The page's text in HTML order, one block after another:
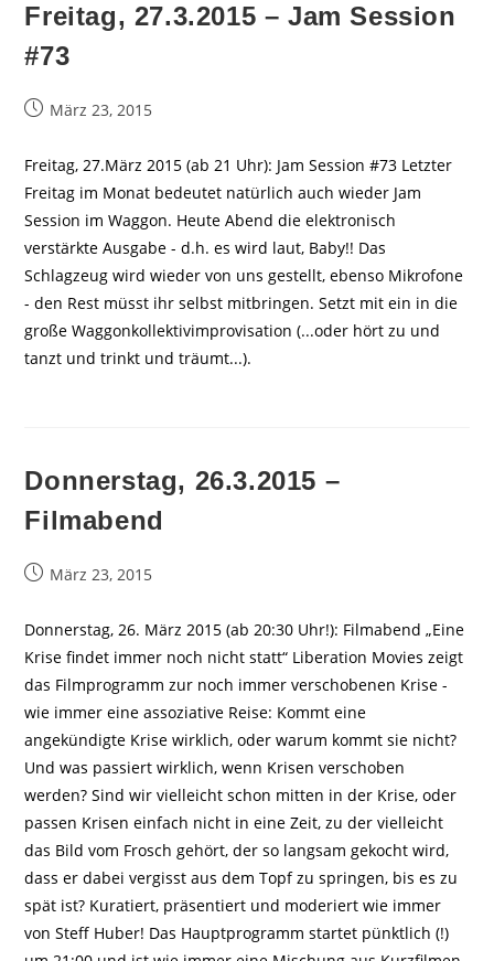
Freitag, 27.3.2015 – Jam Session
#73
BeitragMärz 23, 2015
Freitag, 27.März 2015 (ab 21 Uhr): Jam Session #73 Letzter
Freitag im Monat bedeutet natürlich auch wieder Jam
Session im Waggon. Heute Abend die elektronisch
verstärkte Ausgabe - d.h. es wird laut, Baby!! Das
Schlagzeug wird wieder von uns gestellt, ebenso Mikrofone
- den Rest müsst ihr selbst mitbringen. Setzt mit ein in die
große Waggonkollektivimprovisation (...oder hört zu und
tanzt und trinkt und träumt...).
Donnerstag, 26.3.2015 –
Filmabend
BeitragMärz 23, 2015
Donnerstag, 26. März 2015 (ab 20:30 Uhr!): Filmabend „Eine
Krise findet immer noch nicht statt“ Liberation Movies zeigt
das Filmprogramm zur noch immer verschobenen Krise -
wie immer eine assoziative Reise: Kommt eine
angekündigte Krise wirklich, oder warum kommt sie nicht?
Und was passiert wirklich, wenn Krisen verschoben
werden? Sind wir vielleicht schon mitten in der Krise, oder
passen Krisen einfach nicht in eine Zeit, zu der vielleicht
das Bild vom Frosch gehört, der so langsam gekocht wird,
dass er dabei vergisst aus dem Topf zu springen, bis es zu
spät ist? Kuratiert, präsentiert und moderiert wie immer
von Steff Huber! Das Hauptprogramm startet pünktlich (!)